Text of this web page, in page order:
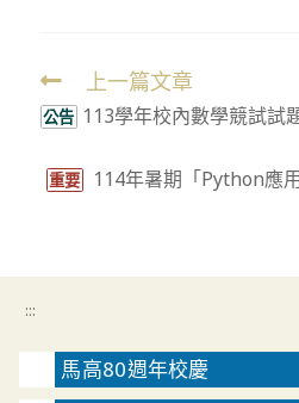
Read
more
上一篇文章
公告 113學年校內數學競試試
重要
114年暑期「Python應
:::
馬高80週年校慶